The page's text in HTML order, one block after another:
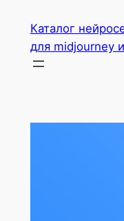
содержимому
Каталог
для midjourney